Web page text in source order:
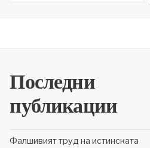
Последни
публикации
Фалшивият труд на истинската